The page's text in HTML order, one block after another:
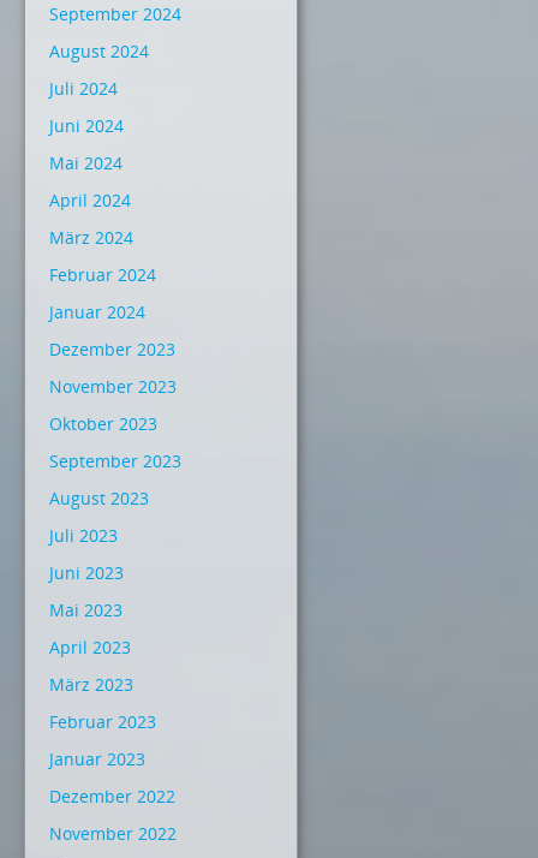
September 2024
August 2024
Juli 2024
Juni 2024
Mai 2024
April 2024
März 2024
Februar 2024
Januar 2024
Dezember 2023
November 2023
Oktober 2023
September 2023
August 2023
Juli 2023
Juni 2023
Mai 2023
April 2023
März 2023
Februar 2023
Januar 2023
Dezember 2022
November 2022